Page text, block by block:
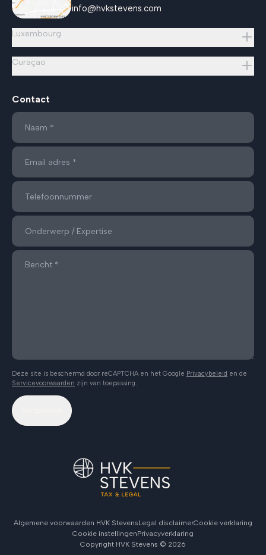
info@hvkstevens.com
Luxembourg
Curaçao
Contact
Deze site is beschermd door reCAPTCHA en het Google Privacybeleid en de
Servicevoorwaarden zijn van toepassing.
Algemene voorwaarden HVK StevensLegal disclaimerCookie verklaring
Cookie instellingenPrivacyverklaring
Copyright HVK Stevens © 2026